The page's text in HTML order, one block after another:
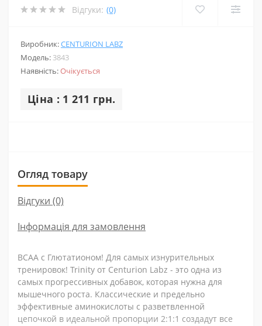
Відгуки: (0)
Виробник:CENTURION LABZ
Модель: 3843
Наявність:Очікується
Ціна : 1 211 грн.
Огляд товару
Відгуки (0)
Інформація для замовлення
BCAA c Глютатионом! Для самых изнурительных
тренировок! Trinity от Centurion Labz - это одна из
самых прогрессивных добавок, которая нужна для
мышечного роста. Классические и предельно
эффективные аминокислоты с разветвленной
цепочкой в идеальной пропорции 2:1:1 создадут все